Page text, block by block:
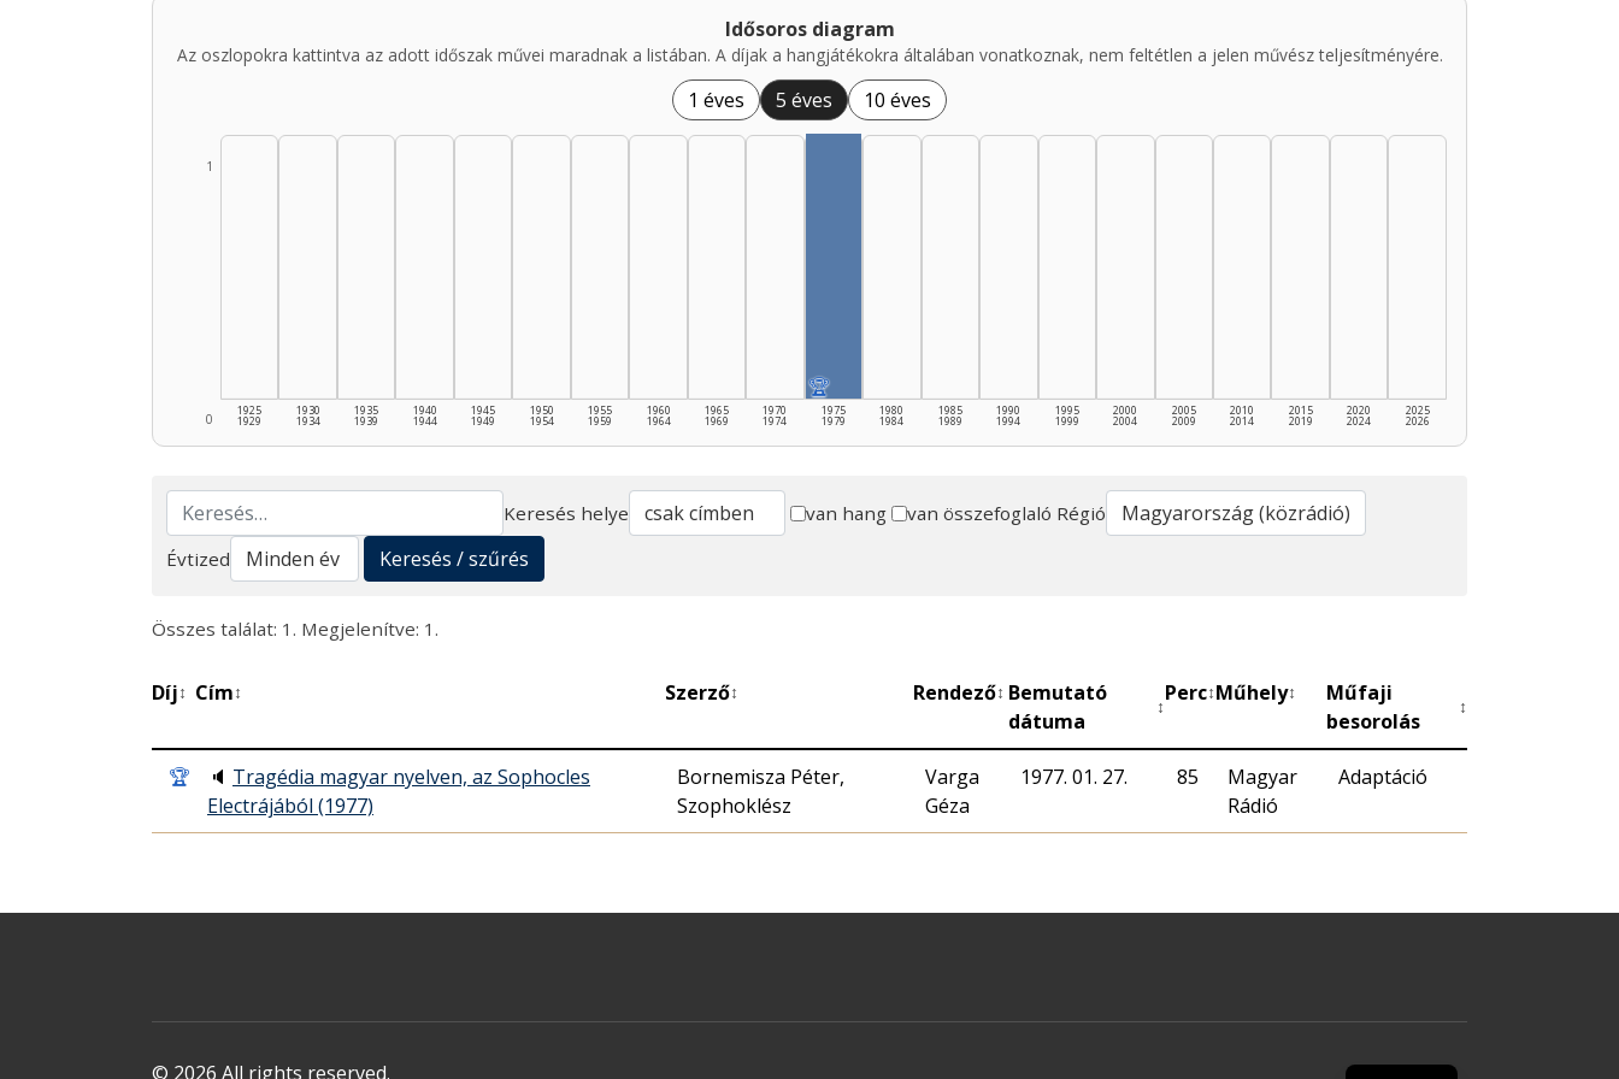
Idősoros diagram
Az oszlopokra kattintva az adott időszak művei maradnak a listában. A díjak a hangjátékokra általában vonatkoznak, nem feltétlen a jelen művész teljesítményére.
1 éves 5 éves 10 éves
0
1
1925
1929
1930
1934
1935
1939
1940
1944
1945
1949
1950
1954
1955
1959
1960
1964
1965
1969
1970
1974
🏆
1975
1979
1980
1984
1985
1989
1990
1994
1995
1999
2000
2004
2005
2009
2010
2014
2015
2019
2020
2024
2025
2026
Keresés
Keresés helye van hang van összefoglaló Régió
Évtized
Keresés / szűrés
Összes találat: 1. Megjelenítve: 1.
Díj↕ Cím↕ Szerző↕ Rendező↕ Bemutató
dátuma
↕
Perc↕Műhely↕
Műfaji
besorolás
↕
🏆 🔈 Tragédia magyar nyelven, az Sophocles
Electrájából (1977)
Bornemisza Péter,
Szophoklész
Varga
Géza
1977. 01. 27. 85
Magyar
Rádió
Adaptáció
© 2026 All rights reserved.